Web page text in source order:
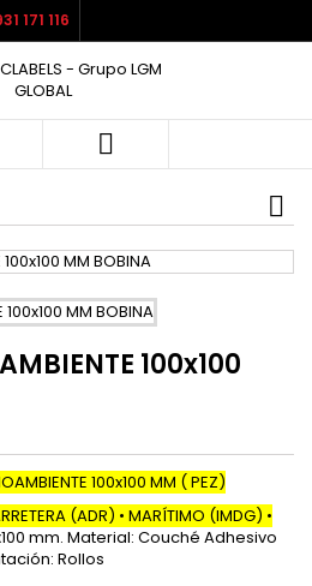
171 116

100x100
100x100 MM ( PEZ)
(ADR) • MARÍTIMO (IMDG) •
mm. Material: Couché Adhesivo
Rollos